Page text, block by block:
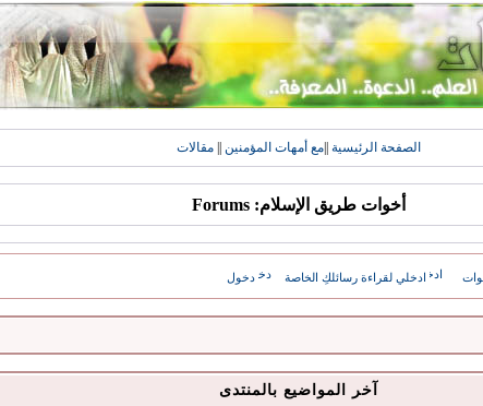
الصفحة الرئيسية مع أمهات المؤمنين مقالات
أخوات طريق الإسلام: Forums
ادخلي لقراءة رسائلكِ الخاصة دخول
آخر المواضيع بالمنتدى